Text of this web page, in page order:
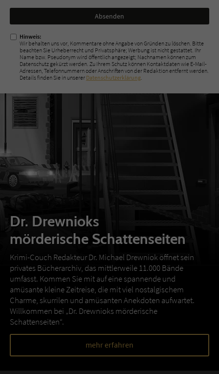
Nicht
ausfüllen!
Hinweis:
Wir behalten uns vor, Kommentare ohne Angabe von Gründen zu löschen. Bitte
beachten Sie Urheberrecht und Privatsphäre; Werbung ist nicht gestattet. Ihr
Name bzw. Pseudonym wird öffentlich angezeigt; Nachnamen können zum
Datenschutz gekürzt werden. Zu Ihrem Schutz können Kontaktdaten wie E-Mail-
Adressen, Telefonnummern oder Anschriften von der Redaktion entfernt werden.
Details finden Sie in unserer Datenschutzerklärung
Dr. Drewnioks
mörderische Schattenseiten
Krimi-Couch Redakteur Dr. Michael Drewniok öffnet sein
privates Bücherarchiv, das mittlerweile 11.000 Bände
umfasst. Kommen Sie mit auf eine spannende und
amüsante kleine Zeitreise, die mit viel nostalgischem
Charme, skurrilen und amüsanten Anekdoten aufwartet.
Willkommen bei „Dr. Drewnioks mörderische
Schattenseiten“.
mehr erfahren